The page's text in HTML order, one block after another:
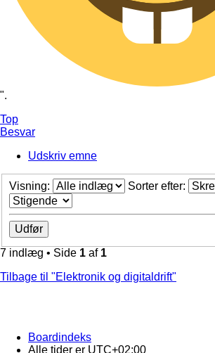
".
Top
Besvar
Udskriv emne
Visning: Sorter efter:
7 indlæg • Side 1 af 1
Tilbage til "Elektronik og digitaldrift"
Boardindeks
Alle tider er UTC+02:00